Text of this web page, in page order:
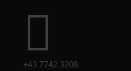

+43 7742 3208